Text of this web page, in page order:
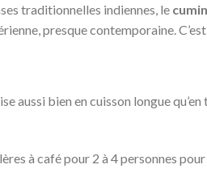
traditionnelles indiennes, le cumin
presque contemporaine.
aussi bien en cuisson longue
à café pour 2 à 4 personnes